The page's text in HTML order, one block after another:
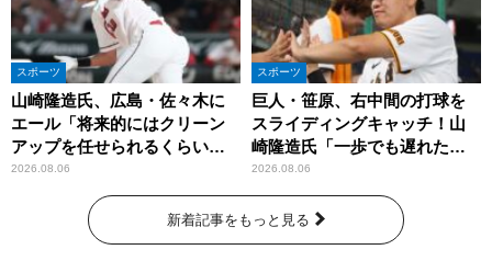
スポーツ
山崎隆造氏、広島・佐々木に
エール「将来的にはクリーン
アップを任せられるくらいま
では成長して」
2026.08.06
スポーツ
巨人・笹原、右中間の打球を
スライディングキャッチ！山
崎隆造氏「一歩でも遅れた
ら…」
2026.08.06
新着記事をもっと見る